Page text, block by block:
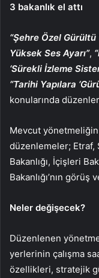
3 bakanlık el attı
“Şehre Özel Gürültü
Yüksek Ses Ayarı”,
‘Sürekli İzleme
“Tarihi Yapılara
konularında
Mevcut yönetmeliğin
düzenlemeler;
Bakanlığı, İçişleri
Bakanlığı’nın görüş
Neler değişecek?
Düzenlenen
yerlerinin çalışma
özellikleri, stratejik